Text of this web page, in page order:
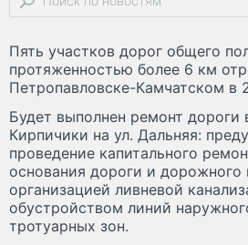
Пять участков дорог общего
протяженностью более 6 км
Петропавловске-Камчатском в
Будет выполнен ремонт дороги
Кирпичики на ул. Дальняя:
проведение капитального
основания дороги и дорожного
организацией ливневой
обустройством линий
тротуарных зон.